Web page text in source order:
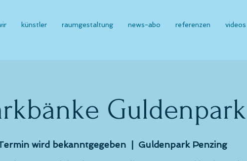
künstler raumgestaltung news-abo referenzen videos
Guldenpark
wird bekanntgegeben
  |
Guldenpark Penzing